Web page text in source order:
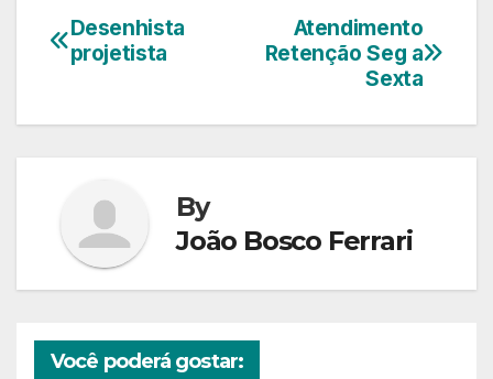
Navegação
Post
Atendimento
Retenção Seg a
Sexta
Desenhista
projetista
By
João Bosco Ferrari
Você poderá gostar: